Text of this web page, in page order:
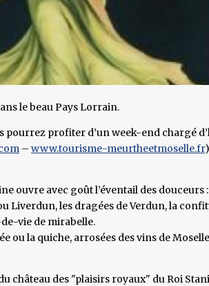
le beau Pays Lorrain.
pourrez profiter d’un week-end chargé
– www.tourisme-meurtheetmoselle.fr
ouvre avec goût l’éventail des douceurs
Liverdun, les dragées de Verdun, la
vie de mirabelle.
ou la quiche, arrosées des vins de
château des "plaisirs royaux" du Roi